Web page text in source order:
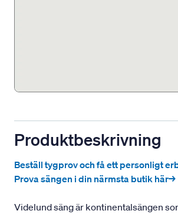
Produktbeskrivning
Beställ tygprov och få ett personligt
Prova sängen i din närmsta butik här→
Videlund säng är kontinentalsängen